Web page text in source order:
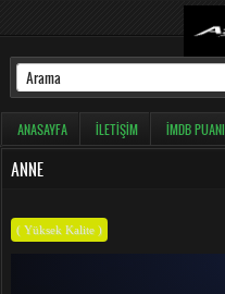
ANASAYFA İLETIŞIM İMDB PUANI
ANNE
( Yüksek Kalite )